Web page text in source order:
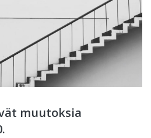
muutoksia